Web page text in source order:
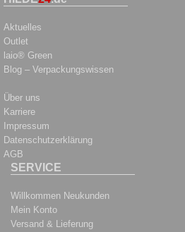
Aktuelles
Outlet
laio® Green
Blog – Verpackungswissen
Über uns
Karriere
Impressum
Datenschutzerklärung
AGB
SERVICE
Willkommen Neukunden
Mein Konto
Versand & Lieferung